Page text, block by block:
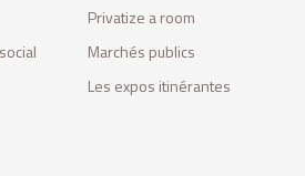
Privatize a room
Marchés publics
Les expos itinérantes